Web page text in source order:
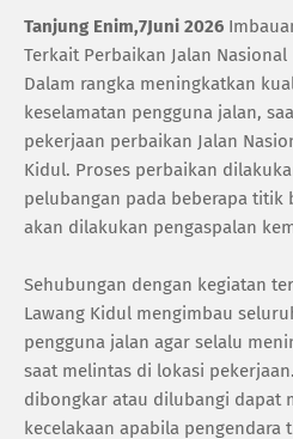
Tanjung Enim,7Juni 2026
Terkait Perbaikan Jalan Nasional
Dalam rangka meningkatkan
keselamatan pengguna jalan,
pekerjaan perbaikan Jalan
Kidul. Proses perbaikan
pelubangan pada beberapa titik
akan dilakukan pengaspalan
Sehubungan dengan kegiatan
Lawang Kidul mengimbau
pengguna jalan agar selalu
saat melintas di lokasi
dibongkar atau dilubangi dapat
kecelakaan apabila